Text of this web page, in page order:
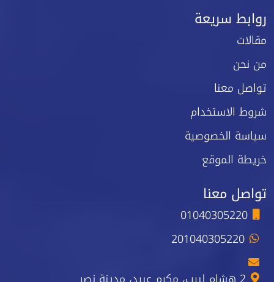
روابط سريعة
مقالات
من نحن
تواصل معنا
شروط الاستخدام
سياسة الخصوصية
خريطة الموقع
تواصل معنا
01040305220
201040305220